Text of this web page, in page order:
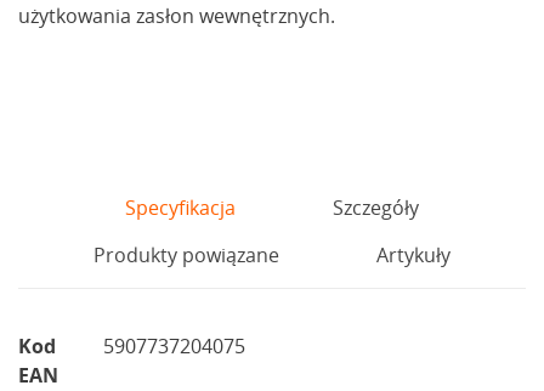
użytkowania zasłon wewnętrznych.
Specyfikacja
Szczegóły
Produkty powiązane
Artykuły
Kod
EAN
5907737204075